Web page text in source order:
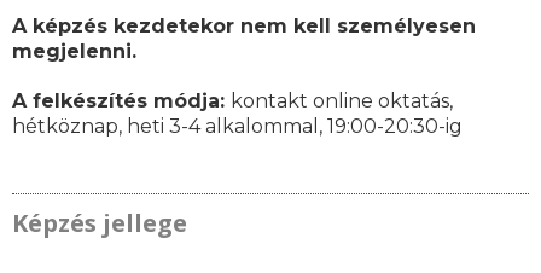
A képzés kezdetekor nem kell személyesen
megjelenni.
A felkészítés módja: kontakt online oktatás,
hétköznap, heti 3-4 alkalommal, 19:00-20:30-ig
Képzés jellege